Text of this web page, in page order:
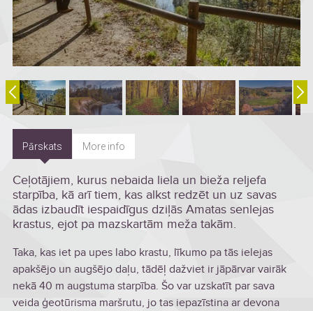
Pārskats More info
Ceļotājiem, kurus nebaida liela un bieža reljefa
starpība, kā arī tiem, kas alkst redzēt un uz savas
ādas izbaudīt iespaidīgus dziļās Amatas senlejas
krastus, ejot pa mazskartām meža takām.
Taka, kas iet pa upes labo krastu, līkumo pa tās ielejas
apakšējo un augšējo daļu, tādēļ dažviet ir jāpārvar vairāk
nekā 40 m augstuma starpība. Šo var uzskatīt par sava
veida ģeotūrisma maršrutu, jo tas iepazīstina ar devona